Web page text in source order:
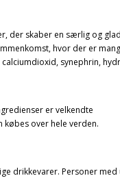
der skaber en særlig og
hvor der er
synephrin,
er velkendte
over hele verden.
drikkevarer. Personer